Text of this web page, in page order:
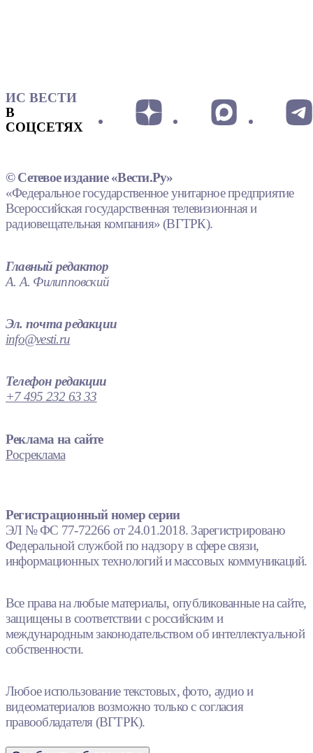
ИС ВЕСТИ
В
СОЦСЕТЯХ
© Сетевое издание «Вести.Ру»
«Федеральное государственное унитарное предприятие
Всероссийская государственная телевизионная и
радиовещательная компания» (ВГТРК).
Главный редактор
А. А. Филипповский
Эл. почта редакции
info@vesti.ru
Телефон редакции
+7 495 232 63 33
Реклама на сайте
Росреклама
Регистрационный номер серии
ЭЛ № ФС 77-72266 от 24.01.2018. Зарегистрировано
Федеральной службой по надзору в сфере связи,
информационных технологий и массовых коммуникаций.
Все права на любые материалы, опубликованные на сайте,
защищены в соответствии с российским и
международным законодательством об интеллектуальной
собственности.
Любое использование текстовых, фото, аудио и
видеоматериалов возможно только с согласия
правообладателя (ВГТРК).